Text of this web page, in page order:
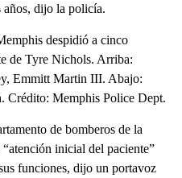
años, dijo la policía.
despidió a cinco
de Tyre Nichols. Arriba:
Emmitt Martin III. Abajo:
Crédito: Memphis Police Dept.
de bomberos de la
inicial del paciente”
funciones, dijo un portavoz